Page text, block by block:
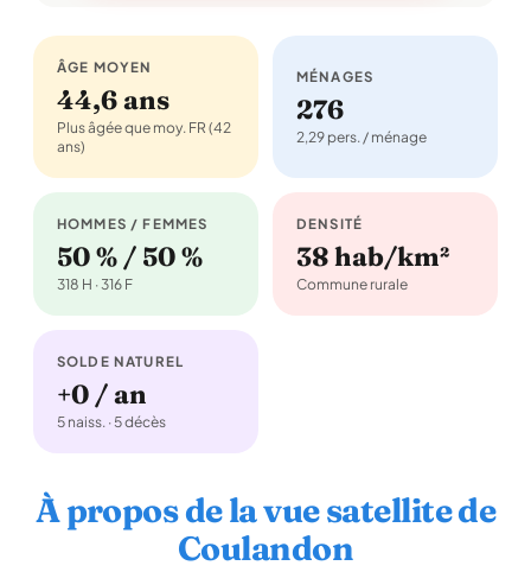
ÂGE MOYEN
44,6 ans
Plus âgée que moy. FR (42
ans)
MÉNAGES
276
2,29 pers. / ménage
HOMMES / FEMMES
50 % / 50 %
318 H · 316 F
DENSITÉ
38 hab/km²
Commune rurale
SOLDE NATUREL
+0 / an
5 naiss. · 5 décès
À propos de la vue satellite de
Coulandon